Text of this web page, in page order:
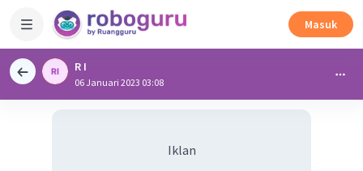
Masuk
R I
06 Januari 2023 03:08
Iklan